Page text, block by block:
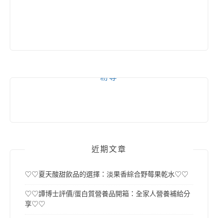
粉專
近期文章
♡♡夏天酸甜飲品的選擇：淡果香綜合野莓果乾水♡♡
♡♡譚博士評價/蛋白質營養品開箱：全家人營養補給分
享♡♡